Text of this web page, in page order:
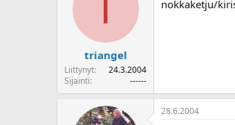
T
triangel
Liittynyt
24.3.2004
Sijainti
------
nokkaketju/
28.6.2004